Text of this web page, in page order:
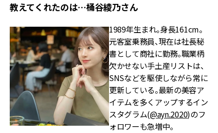
教えてくれたのは…桶谷綾乃さん
1989年生まれ。身長161cm。
元客室乗務員、現在は社長秘
書として商社に勤務。職業柄
欠かせない手土産リストは、
SNSなどを駆使しながら常に
更新している。最新の美容ア
イテムを多くアップするイン
スタグラム(@ayn.2020)のフ
ォロワーも急増中。